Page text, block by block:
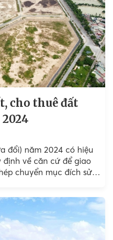
cho thuê đất
đổi) năm 2024 có hiệu
định về căn cứ để giao
chuyển mục đích sử